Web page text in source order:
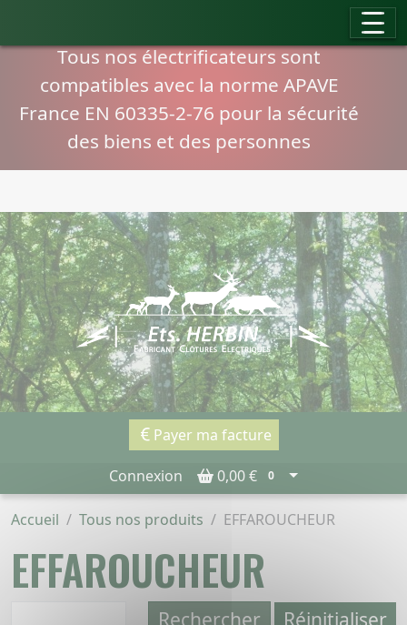
Tous nos électrificateurs sont
compatibles avec la norme APAVE
France EN 60335-2-76 pour la sécurité
des biens et des personnes
Payer ma facture
Connexion 0,00 € 0
Accueil Tous nos produits EFFAROUCHEUR
EFFAROUCHEUR
Rechercher Réinitialiser